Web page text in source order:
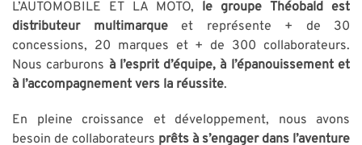
L’AUTOMOBILE ET LA MOTO, le groupe Théobald est
distributeur multimarque
et représente + de 30
concessions, 20 marques et + de 300 collaborateurs.
Nous carburons à l’esprit d’équipe, à l’épanouissement et
à l’accompagnement vers la réussite.
En pleine croissance et développement, nous avons
besoin de collaborateurs prêts à s’engager dans l’aventure